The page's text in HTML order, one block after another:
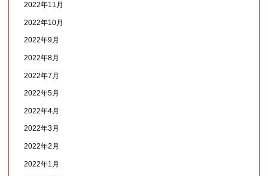
2022年11月
2022年10月
2022年9月
2022年8月
2022年7月
2022年5月
2022年4月
2022年3月
2022年2月
2022年1月